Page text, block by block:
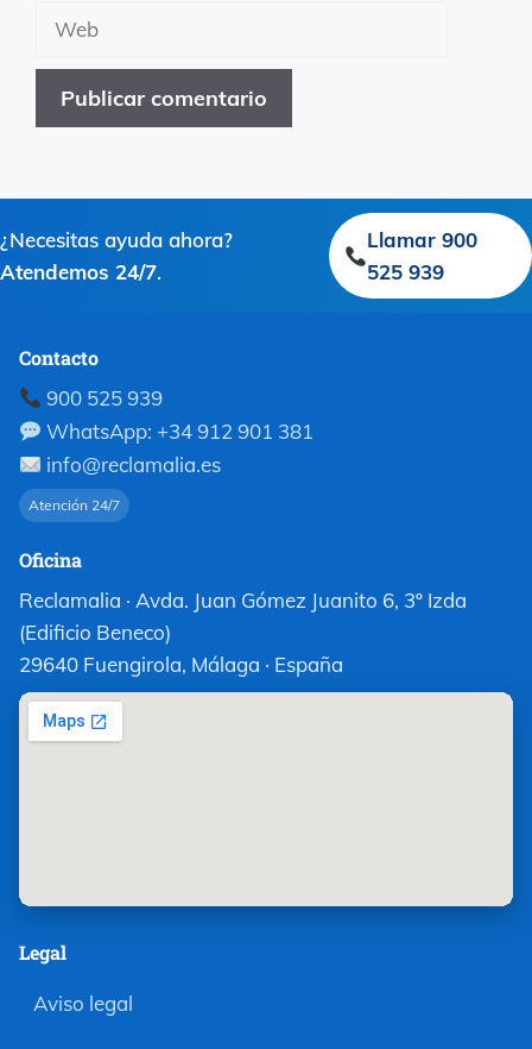
Web
¿Necesitas ayuda ahora?
Atendemos 24/7.
Llamar 900
525 939
Contacto
900 525 939
WhatsApp: +34 912 901 381
info@reclamalia.es
Atención 24/7
Oficina
Reclamalia · Avda. Juan Gómez Juanito 6, 3º Izda
(Edificio Beneco)
29640 Fuengirola, Málaga · España
Legal
Aviso legal